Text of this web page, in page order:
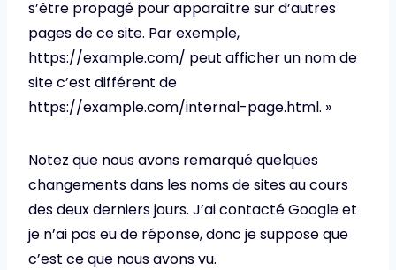
s’être propagé pour apparaître sur d’autres
pages de ce site. Par exemple,
https://example.com/ peut afficher un nom de
site c’est différent de
https://example.com/internal-page.html. »
Notez que nous avons remarqué quelques
changements dans les noms de sites au cours
des deux derniers jours. J’ai contacté Google et
je n’ai pas eu de réponse, donc je suppose que
c’est ce que nous avons vu.